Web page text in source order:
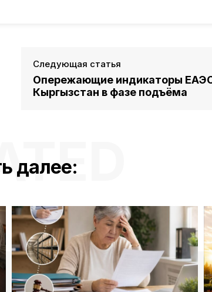
Следующая статья
Опережающие индикаторы
Кыргызстан в фазе подъёма
далее: